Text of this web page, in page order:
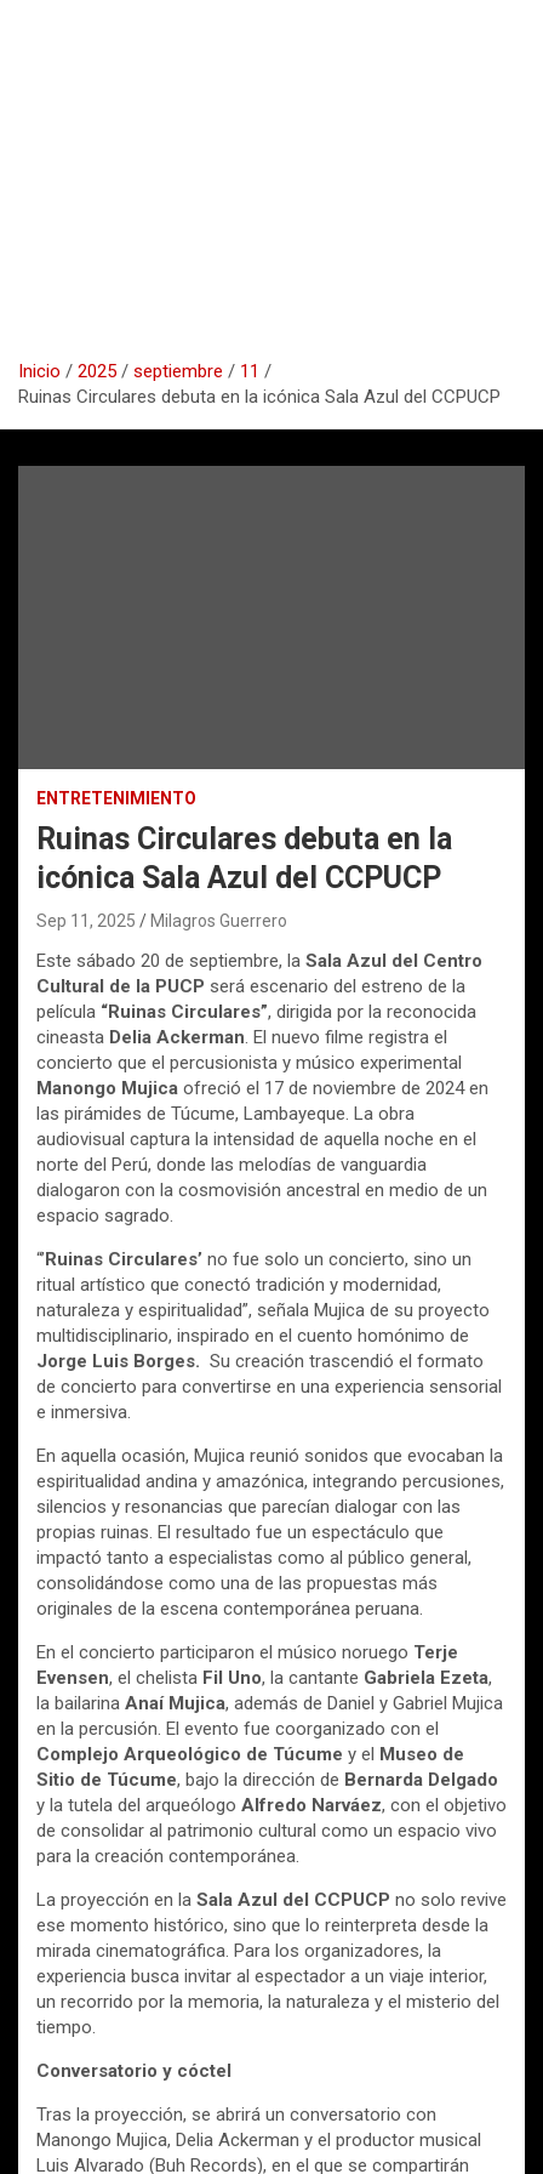
Inicio 2025 septiembre
11
Ruinas Circulares debuta en la icónica Sala Azul del CCPUCP
ENTRETENIMIENTO
Ruinas Circulares debuta en la
icónica Sala Azul del CCPUCP
Sep 11, 2025 Milagros Guerrero
Este sábado 20 de septiembre, la Sala Azul del Centro
Cultural de la PUCP será escenario del estreno de la
película “Ruinas Circulares”, dirigida por la reconocida
cineasta Delia Ackerman. El nuevo filme registra el
concierto que el percusionista y músico experimental
Manongo Mujica ofreció el 17 de noviembre de 2024 en
las pirámides de Túcume, Lambayeque. La obra
audiovisual captura la intensidad de aquella noche en el
norte del Perú, donde las melodías de vanguardia
dialogaron con la cosmovisión ancestral en medio de un
espacio sagrado.
“’Ruinas Circulares’ no fue solo un concierto, sino un
ritual artístico que conectó tradición y modernidad,
naturaleza y espiritualidad”, señala Mujica de su proyecto
multidisciplinario, inspirado en el cuento homónimo de
Jorge Luis Borges. Su creación trascendió el formato
de concierto para convertirse en una experiencia sensorial
e inmersiva.
En aquella ocasión, Mujica reunió sonidos que evocaban la
espiritualidad andina y amazónica, integrando percusiones,
silencios y resonancias que parecían dialogar con las
propias ruinas. El resultado fue un espectáculo que
impactó tanto a especialistas como al público general,
consolidándose como una de las propuestas más
originales de la escena contemporánea peruana.
En el concierto participaron el músico noruego Terje
Evensen, el chelista Fil Uno, la cantante Gabriela Ezeta,
la bailarina Anaí Mujica, además de Daniel y Gabriel Mujica
en la percusión. El evento fue coorganizado con el
Complejo Arqueológico de Túcume y el Museo de
Sitio de Túcume, bajo la dirección de Bernarda Delgado
y la tutela del arqueólogo Alfredo Narváez, con el objetivo
de consolidar al patrimonio cultural como un espacio vivo
para la creación contemporánea.
La proyección en la Sala Azul del CCPUCP no solo revive
ese momento histórico, sino que lo reinterpreta desde la
mirada cinematográfica. Para los organizadores, la
experiencia busca invitar al espectador a un viaje interior,
un recorrido por la memoria, la naturaleza y el misterio del
tiempo.
Conversatorio y cóctel
Tras la proyección, se abrirá un conversatorio con
Manongo Mujica, Delia Ackerman y el productor musical
Luis Alvarado (Buh Records), en el que se compartirán